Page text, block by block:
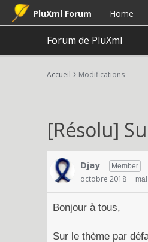
PluXml Forum Home
Forum de PluXml
Accueil › Modifications
[Résolu]
Djay Member
octobre 2018
Bonjour à tous,
Sur le thème par